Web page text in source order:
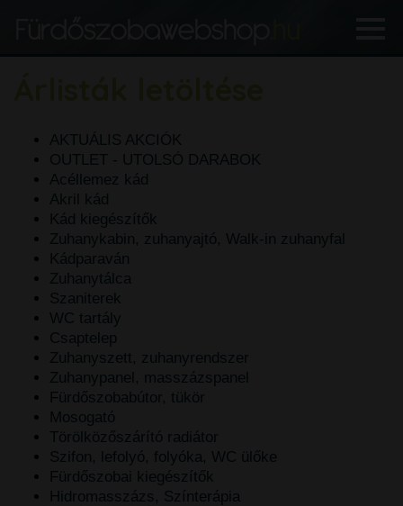
AKTUÁLIS AKCIÓK
OUTLET - UTOLSÓ DARABOK
Acéllemez kád
Akril kád
Kád kiegészítők
Zuhanykabin, zuhanyajtó, Walk-in zuhanyfal
Kádparaván
Zuhanytálca
Szaniterek
WC tartály
Csaptelep
Zuhanyszett, zuhanyrendszer
Zuhanypanel, masszázspanel
Fürdőszobabútor, tükör
Mosogató
Törölközőszárító radiátor
Szifon, lefolyó, folyóka, WC ülőke
Fürdőszobai kiegészítők
Hidromasszázs, Színterápia